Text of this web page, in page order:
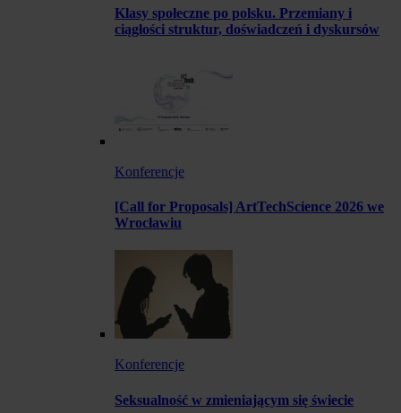
Klasy społeczne po polsku. Przemiany i
ciągłości struktur, doświadczeń i dyskursów
Konferencje
[Call for Proposals] ArtTechScience 2026 we
Wrocławiu
Konferencje
Seksualność w zmieniającym się świecie